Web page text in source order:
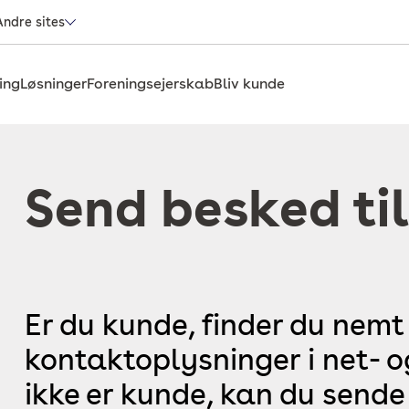
sites
LøsningerForeningsejerskabBliv kunde
Send besked
Er du kunde, finder du
kontaktoplysninger i net-
ikke er kunde, kan du